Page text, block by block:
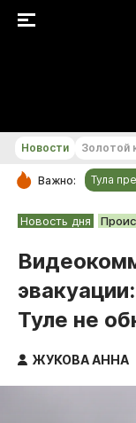
РУБРИКИ
Культура
Спорт
Тульский
Тула
Новости Золотой
Важно: Тула
Новость дня
Туле не
ЖУКОВА АННА